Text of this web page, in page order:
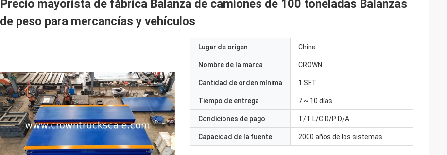
Precio mayorista de fábrica Balanza de camiones de 100 toneladas Balanzas
de peso para mercancías y vehículos
Lugar de origen China
Nombre de la marca CROWN
Cantidad de orden mínima 1 SET
Tiempo de entrega 7 ~ 10 días
Condiciones de pago T/T L/C D/P D/A
Capacidad de la fuente 2000 años de los sistemas